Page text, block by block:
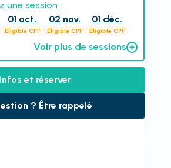
une session :
01 oct.
Éligible CPF
02 nov.
Éligible CPF
01 déc.
Éligible CPF
Voir plus de sessions
et réserver
? Être rappelé